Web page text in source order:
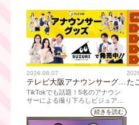
2026.08.07
テレビ大阪アナウンサーグッ
ズの新商品 8月8日(土)に発
売！ テーマは「個性全開」5
人それぞれの"らしさ"を詰め
込んだアイテムが登場
TikTokでも話題！5名のアナウン
サーによる撮り下ろしビジュアル
を使用した新グッズを発売続きを読む
た